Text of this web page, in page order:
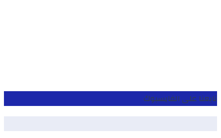
تابعنا على الفايسبوك